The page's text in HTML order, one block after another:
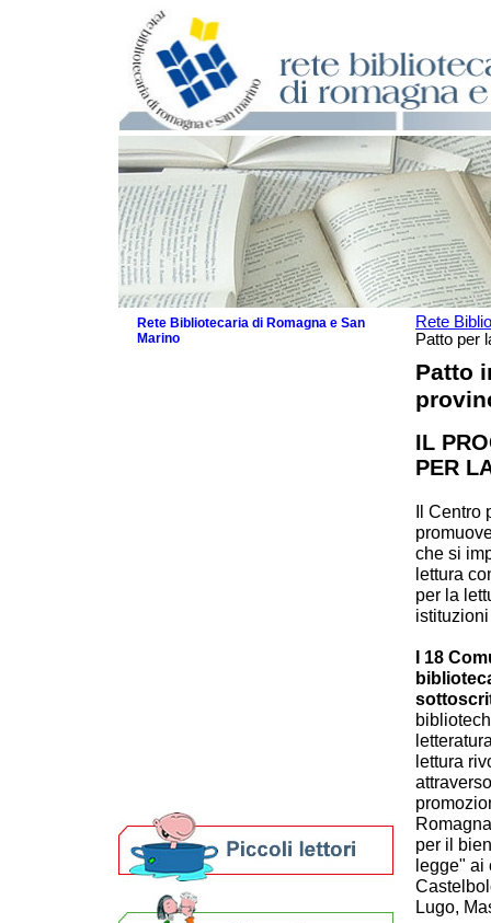
Rete
Patto per
Patto
IL
PER
Il Centro
che si
lettura
per la
I 18
lettura
per il
legge" ai
Lugo,
Rete Bibliotecaria di Romagna e San
Marino